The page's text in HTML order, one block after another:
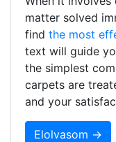
matter solved
find the most
text will guide
the simplest
carpets are
and your
Elolvasom →